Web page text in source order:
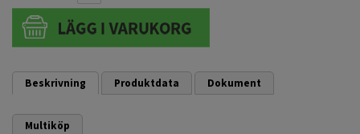
Beskrivning Produktdata Dokument
Multiköp